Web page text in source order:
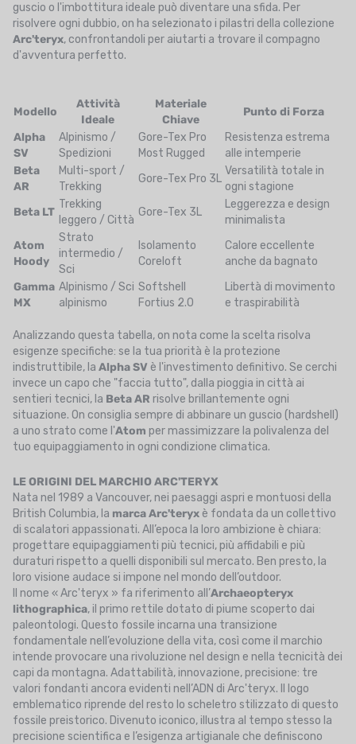
guscio o l'imbottitura ideale può diventare una sfida. Per
risolvere ogni dubbio, on ha selezionato i pilastri della collezione
Arc'teryx, confrontandoli per aiutarti a trovare il compagno
d'avventura perfetto.
Modello
Attività
Ideale
Materiale
Chiave
Punto di Forza
Alpha
SV
Alpinismo /
Spedizioni
Gore-Tex Pro
Most Rugged
Resistenza estrema
alle intemperie
Beta
AR
Multi-sport /
Trekking
Gore-Tex Pro 3L
Versatilità totale in
ogni stagione
Beta LT
Trekking
leggero / Città
Gore-Tex 3L
Leggerezza e design
minimalista
Atom
Hoody
Strato
intermedio /
Sci
Isolamento
Coreloft
Calore eccellente
anche da bagnato
Gamma
MX
Alpinismo / Sci
alpinismo
Softshell
Fortius 2.0
Libertà di movimento
e traspirabilità
Analizzando questa tabella, on nota come la scelta risolva
esigenze specifiche: se la tua priorità è la protezione
indistruttibile, la Alpha SV è l'investimento definitivo. Se cerchi
invece un capo che "faccia tutto", dalla pioggia in città ai
sentieri tecnici, la Beta AR risolve brillantemente ogni
situazione. On consiglia sempre di abbinare un guscio (hardshell)
a uno strato come l'Atom per massimizzare la polivalenza del
tuo equipaggiamento in ogni condizione climatica.
LE ORIGINI DEL MARCHIO ARC'TERYX
Nata nel 1989 a Vancouver, nei paesaggi aspri e montuosi della
British Columbia, la marca Arc'teryx è fondata da un collettivo
di scalatori appassionati. All’epoca la loro ambizione è chiara:
progettare equipaggiamenti più tecnici, più affidabili e più
duraturi rispetto a quelli disponibili sul mercato. Ben presto, la
loro visione audace si impone nel mondo dell’outdoor.
Il nome « Arc'teryx » fa riferimento all’Archaeopteryx
lithographica, il primo rettile dotato di piume scoperto dai
paleontologi. Questo fossile incarna una transizione
fondamentale nell’evoluzione della vita, così come il marchio
intende provocare una rivoluzione nel design e nella tecnicità dei
capi da montagna. Adattabilità, innovazione, precisione: tre
valori fondanti ancora evidenti nell’ADN di Arc'teryx. Il logo
emblematico riprende del resto lo scheletro stilizzato di questo
fossile preistorico. Divenuto iconico, illustra al tempo stesso la
precisione scientifica e l’esigenza artigianale che definiscono